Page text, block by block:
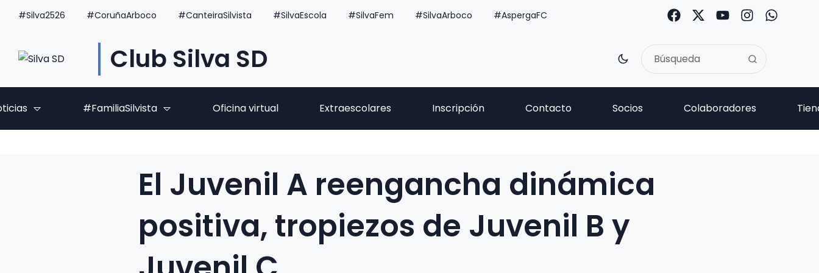
#Silva2526 #CoruñaArboco #CanteiraSilvista #SilvaEscola #SilvaFem #SilvaArboco #AspergaFC
Club Silva SD
#FamiliaSilvista Oficina virtual Extraescolares Inscripción Contacto Socios Colaboradores
El Juvenil A reengancha dinámica
positiva, tropiezos de Juvenil B y